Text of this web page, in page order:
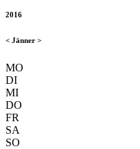
2016
< Jänner >
MO
DI
MI
DO
FR
SA
SO